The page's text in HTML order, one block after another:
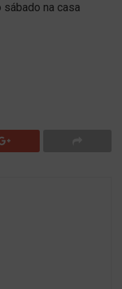
na casa